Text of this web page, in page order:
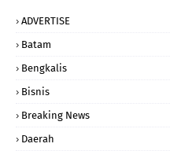
ADVERTISE
Batam
Bengkalis
Bisnis
Breaking News
Daerah